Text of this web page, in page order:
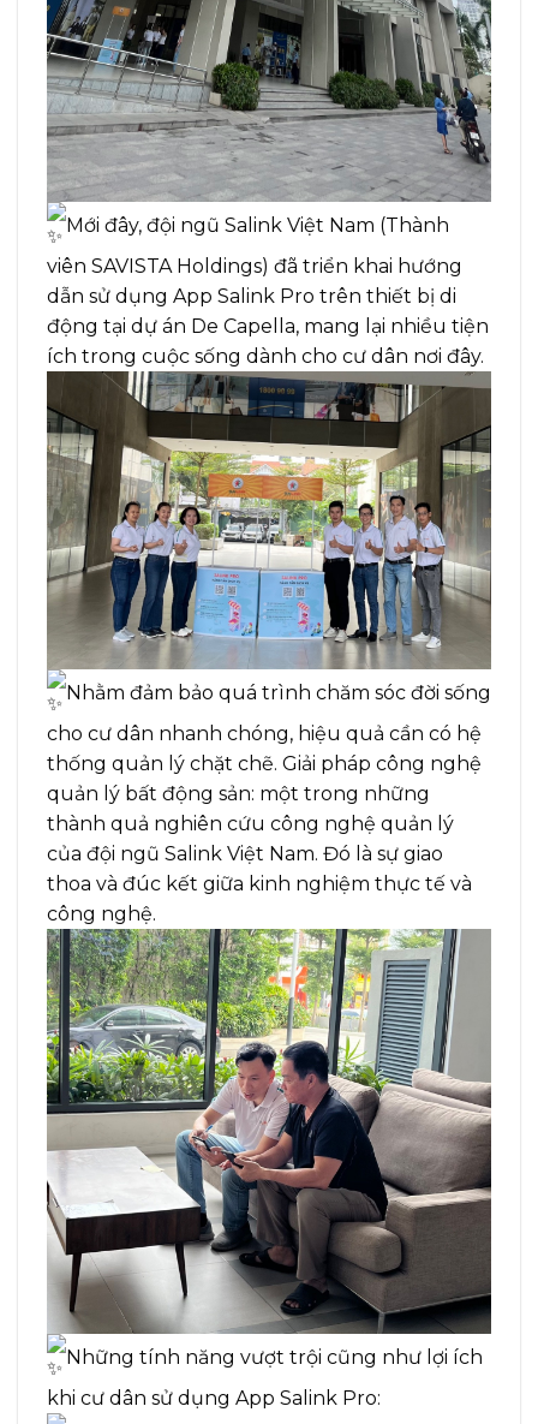
Mới đây, đội ngũ Salink Việt Nam (Thành
viên SAVISTA Holdings) đã triển khai hướng
dẫn sử dụng App Salink Pro trên thiết bị di
động tại dự án De Capella, mang lại nhiều tiện
ích trong cuộc sống dành cho cư dân nơi đây.
Nhằm đảm bảo quá trình chăm sóc đời sống
cho cư dân nhanh chóng, hiệu quả cần có hệ
thống quản lý chặt chẽ. Giải pháp công nghệ
quản lý bất động sản: một trong những
thành quả nghiên cứu công nghệ quản lý
của đội ngũ Salink Việt Nam. Đó là sự giao
thoa và đúc kết giữa kinh nghiệm thực tế và
công nghệ.
Những tính năng vượt trội cũng như lợi ích
khi cư dân sử dụng App Salink Pro: